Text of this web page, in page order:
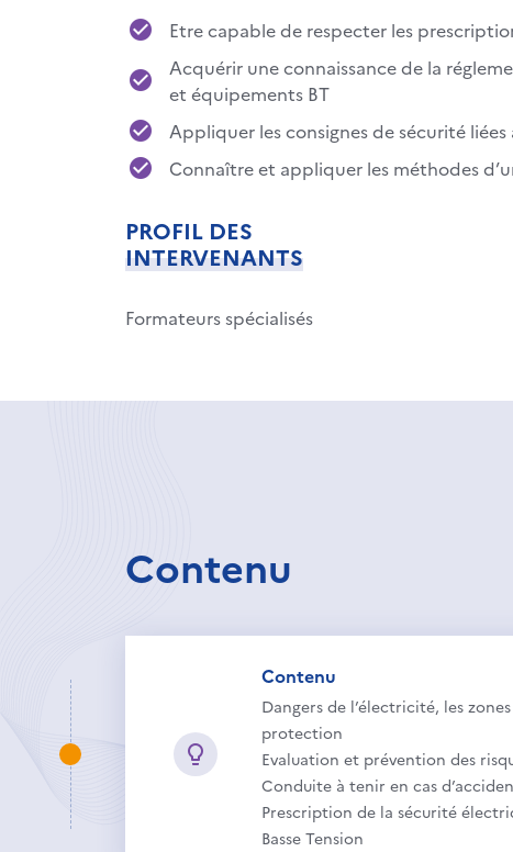
Etre capable de respecter les
Acquérir une connaissance de la
et équipements BT
Appliquer les consignes de sécurité
Connaître et appliquer les méthodes
PROFIL DES
INTERVENANTS
Formateurs spécialisés
Contenu
Contenu
Dangers de l’électricité, les
protection
Evaluation et prévention des
Conduite à tenir en cas
Prescription de la sécurité
Basse Tension